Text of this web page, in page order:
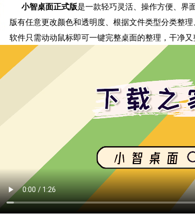
小智桌面正式版是一款轻巧灵活、操作方便、界
版有任意更改颜色和透明度、根据文件类型分类整
软件只需动动鼠标即可一键完整桌面的整理，干净